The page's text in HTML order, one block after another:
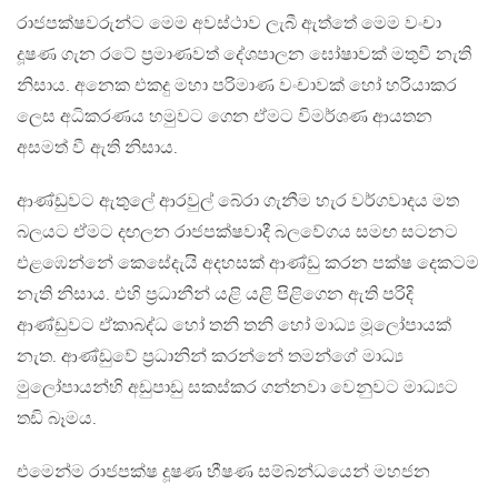
රාජපක්ෂවරුන්ට මෙම අවස්ථාව ලැබී ඇත්තේ මෙම වංචා
දූෂණ ගැන රටේ ප්‍රමාණවත් දේශපාලන ඝෝෂාවක් මතුවී නැති
නිසාය. අනෙක එකදු මහා පරිමාණ වංචාවක් හෝ හරියාකර
ලෙස අධිකරණය හමුවට ගෙන ඒමට විමර්ශණ ආයතන
අසමත් වී ඇති නිසාය‍.
ආණ්ඩුවට ඇතුලේ ආරවුල් බේරා ගැනීම හැර වර්ගවාදය මත
බලයට ඒමට දඟලන රාජපක්ෂවාදී බලවේගය සමඟ සටනට
එළඹෙන්නේ කෙසේදැයි අදහසක් ආණ්ඩු කරන පක්ෂ දෙකටම
නැති නිසාය. එහි ප්‍රධානීන් යළි යළි පිළිගෙන ඇති පරිදි
ආණ්ඩුවට ඒකාබද්ධ හෝ තනි තනි හෝ මාධ්‍ය මූලෝපායක්
නැත. ආණ්ඩුවේ ප්‍රධානින් කරන්නේ තමන්ගේ මාධ්‍ය
මුලෝපායන්හි අඩුපාඩු සකස්කර ගන්නවා වෙනුවට මාධ්‍යට
තඩි බෑමය.
එමෙන්ම රාජපක්ෂ දූෂණ භීෂණ සම්බන්ධයෙන් මහජන